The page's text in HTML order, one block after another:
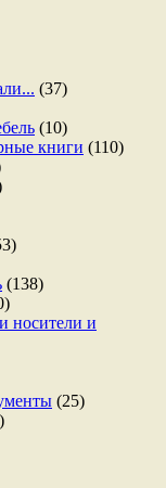
(37)
(10)
книги (110)
(138)
носители и
(25)